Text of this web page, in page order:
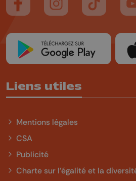
Suivez-nous sur FaceBook
Suivez-nous sur
Suivez-
Liens utiles
Mentions légales
CSA
Publicité
Charte sur l'égalité et la